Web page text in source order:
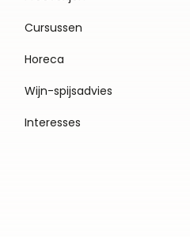
Cursussen
Horeca
Wijn-spijsadvies
Interesses